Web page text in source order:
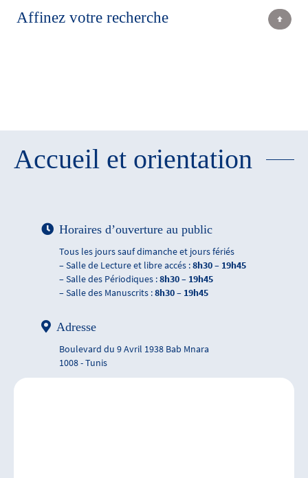
Affinez votre recherche
Accueil et orientation
Horaires d’ouverture au public
Tous les jours sauf dimanche et jours fériés
– Salle de Lecture et libre accés :8h30 – 19h45
– Salle des Périodiques :8h30 – 19h45
– Salle des Manuscrits :8h30 – 19h45
Adresse
Boulevard du 9 Avril 1938 Bab Mnara
1008 - Tunis